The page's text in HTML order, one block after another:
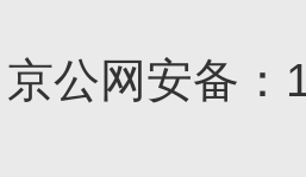
京公网安备